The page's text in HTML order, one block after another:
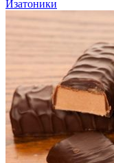
Изатоники